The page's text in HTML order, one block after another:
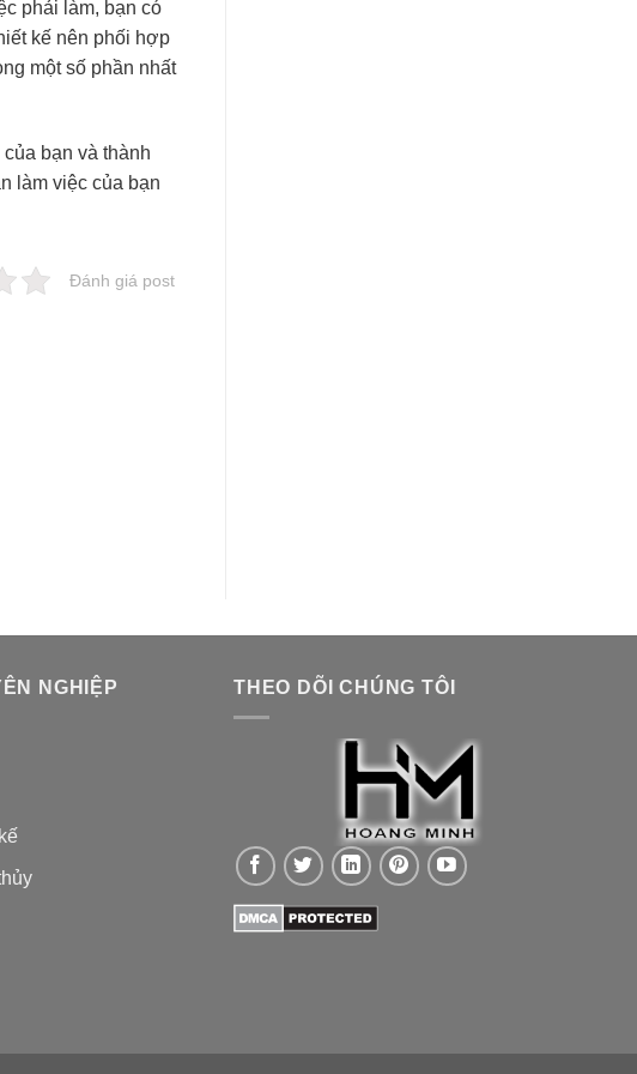
phải làm, bạn có
kế nên phối hợp
một số phần nhất
bạn và thành
làm việc của bạn
Đánh giá post
NGHIỆP THEO DÕI CHÚNG TÔI